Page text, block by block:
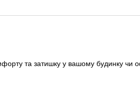
та затишку у вашому будинку чи